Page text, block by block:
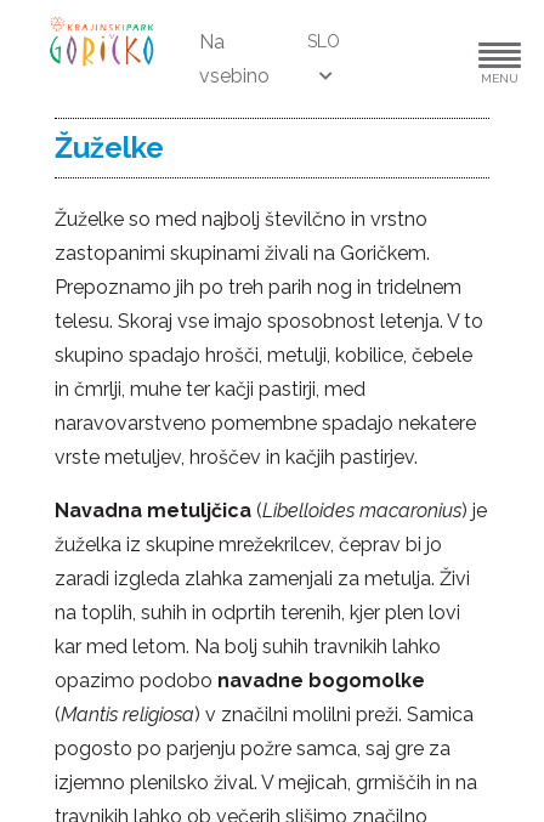
Na
vsebino
SLO
MENU
Žuželke
Žuželke so med najbolj številčno in vrstno
zastopanimi skupinami živali na Goričkem.
Prepoznamo jih po treh parih nog in tridelnem
telesu. Skoraj vse imajo sposobnost letenja. V to
skupino spadajo hrošči, metulji, kobilice, čebele
in čmrlji, muhe ter kačji pastirji, med
naravovarstveno pomembne spadajo nekatere
vrste metuljev, hroščev in kačjih pastirjev.
Navadna metuljčica (Libelloides macaronius) je
žuželka iz skupine mrežekrilcev, čeprav bi jo
zaradi izgleda zlahka zamenjali za metulja. Živi
na toplih, suhih in odprtih terenih, kjer plen lovi
kar med letom. Na bolj suhih travnikih lahko
opazimo podobo navadne bogomolke
(Mantis religiosa) v značilni molilni preži. Samica
pogosto po parjenju požre samca, saj gre za
izjemno plenilsko žival. V mejicah, grmiščih in na
travnikih lahko ob večerih slišimo značilno